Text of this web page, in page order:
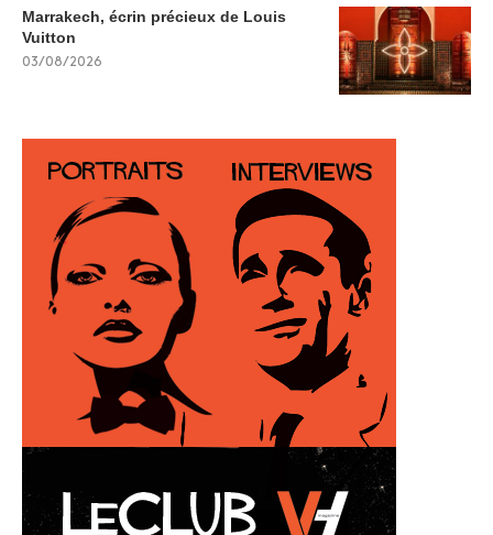
Marrakech, écrin précieux de Louis
Vuitton
03/08/2026